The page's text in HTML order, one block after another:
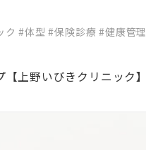
上野いびきクリニック】
ク#体型#保険診療#健康管理